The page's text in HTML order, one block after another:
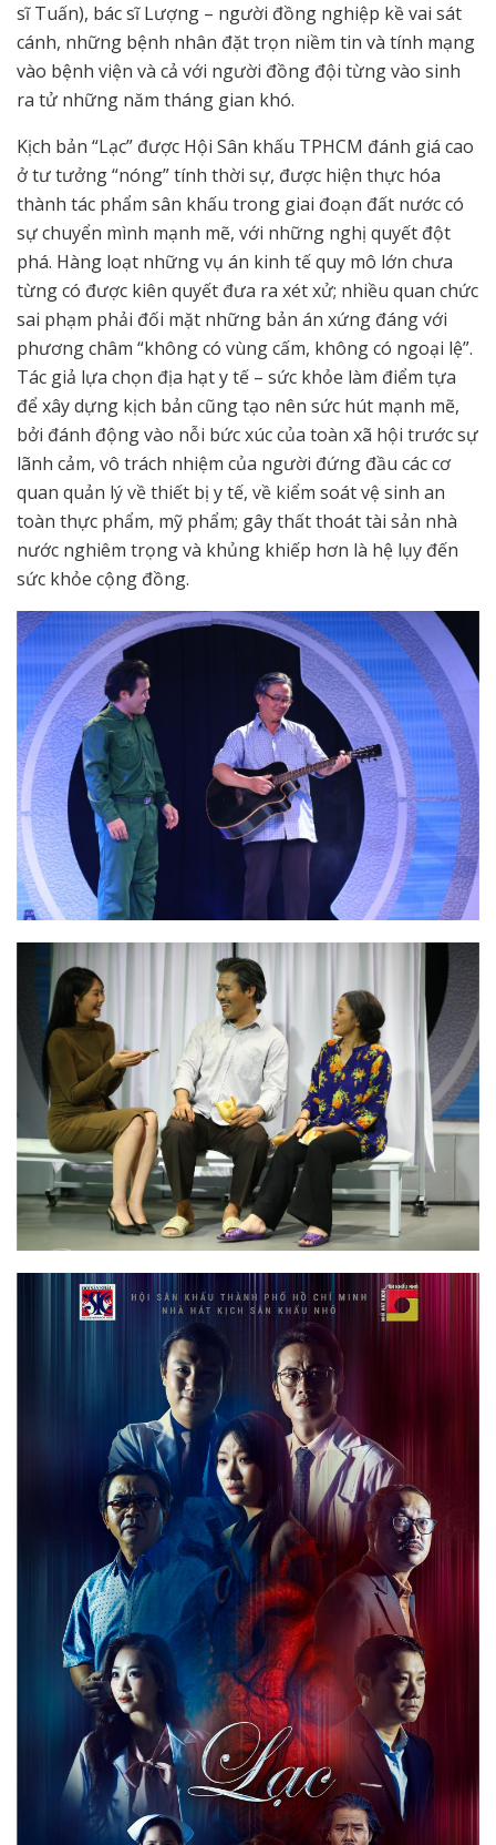
sĩ Tuấn), bác sĩ Lượng – người đồng nghiệp kề vai sát
cánh, những bệnh nhân đặt trọn niềm tin và tính mạng
vào bệnh viện và cả với người đồng đội từng vào sinh
ra tử những năm tháng gian khó.
Kịch bản “Lạc” được Hội Sân khấu TPHCM đánh giá cao
ở tư tưởng “nóng” tính thời sự, được hiện thực hóa
thành tác phẩm sân khấu trong giai đoạn đất nước có
sự chuyển mình mạnh mẽ, với những nghị quyết đột
phá. Hàng loạt những vụ án kinh tế quy mô lớn chưa
từng có được kiên quyết đưa ra xét xử; nhiều quan chức
sai phạm phải đối mặt những bản án xứng đáng với
phương châm “không có vùng cấm, không có ngoại lệ”.
Tác giả lựa chọn địa hạt y tế – sức khỏe làm điểm tựa
để xây dựng kịch bản cũng tạo nên sức hút mạnh mẽ,
bởi đánh động vào nỗi bức xúc của toàn xã hội trước sự
lãnh cảm, vô trách nhiệm của người đứng đầu các cơ
quan quản lý về thiết bị y tế, về kiểm soát vệ sinh an
toàn thực phẩm, mỹ phẩm; gây thất thoát tài sản nhà
nước nghiêm trọng và khủng khiếp hơn là hệ lụy đến
sức khỏe cộng đồng.